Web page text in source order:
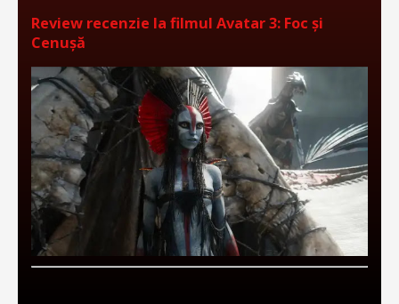
Review recenzie la filmul Avatar 3: Foc și
Cenușă